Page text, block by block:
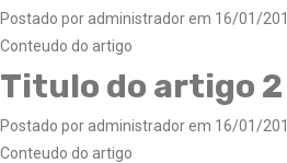
Postado por administrador em 16/01/
Conteudo do artigo
Titulo do artigo 2
Postado por administrador em 16/01/
Conteudo do artigo